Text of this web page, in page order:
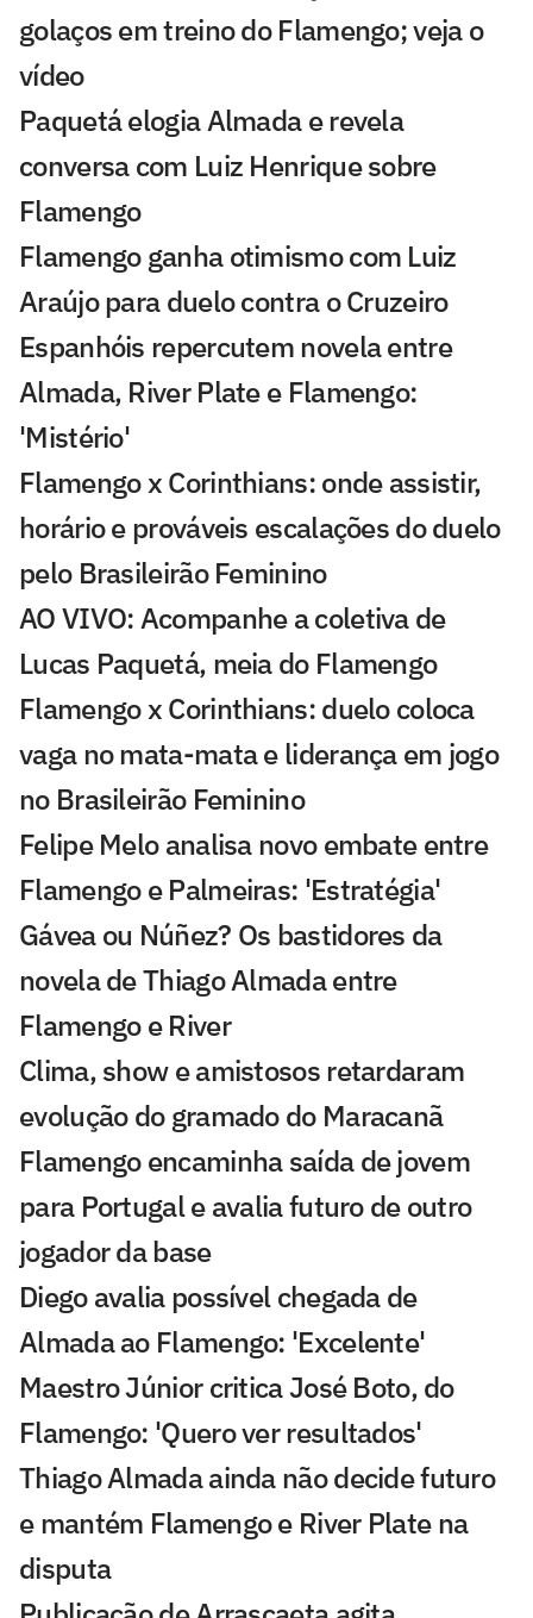
golaços em treino do Flamengo; veja o
vídeo
Paquetá elogia Almada e revela
conversa com Luiz Henrique sobre
Flamengo
Flamengo ganha otimismo com Luiz
Araújo para duelo contra o Cruzeiro
Espanhóis repercutem novela entre
Almada, River Plate e Flamengo:
'Mistério'
Flamengo x Corinthians: onde assistir,
horário e prováveis escalações do duelo
pelo Brasileirão Feminino
AO VIVO: Acompanhe a coletiva de
Lucas Paquetá, meia do Flamengo
Flamengo x Corinthians: duelo coloca
vaga no mata-mata e liderança em jogo
no Brasileirão Feminino
Felipe Melo analisa novo embate entre
Flamengo e Palmeiras: 'Estratégia'
Gávea ou Núñez? Os bastidores da
novela de Thiago Almada entre
Flamengo e River
Clima, show e amistosos retardaram
evolução do gramado do Maracanã
Flamengo encaminha saída de jovem
para Portugal e avalia futuro de outro
jogador da base
Diego avalia possível chegada de
Almada ao Flamengo: 'Excelente'
Maestro Júnior critica José Boto, do
Flamengo: 'Quero ver resultados'
Thiago Almada ainda não decide futuro
e mantém Flamengo e River Plate na
disputa